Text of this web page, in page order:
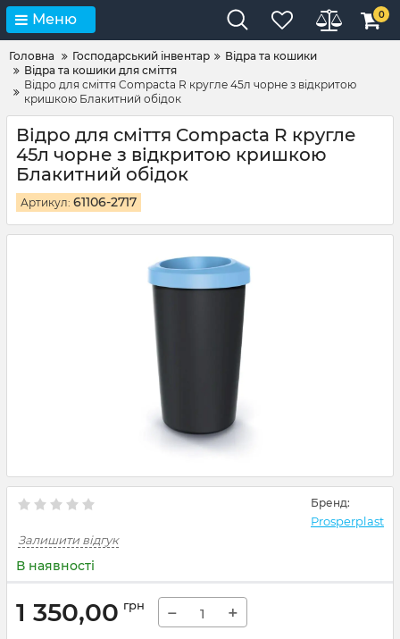
Меню 0
Головна Господарський інвентар
Відра та кошики
Відра та кошики для сміття
Відро для сміття Compacta R кругле 45л чорне з відкритою
кришкою Блакитний обідок
Відро для сміття Compacta R кругле
45л чорне з відкритою кришкою
Блакитний обідок
Артикул: 61106-2717
Бренд:
Prosperplast
Залишити відгук
В наявності
1 350,00 грн − +